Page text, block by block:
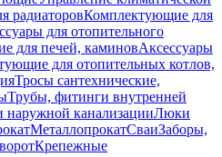
радиаторовКомплектующие для
для отопительного
для печей, каминовАксессуары
для отопительных котлов,
Тросы сантехнические,
Трубы, фитинги внутренней
канализацииЛюки
МеталлопрокатСваиЗаборы,
Крепежные